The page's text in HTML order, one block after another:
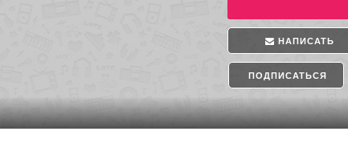
НАПИСАТЬ
ПОДПИСАТЬСЯ